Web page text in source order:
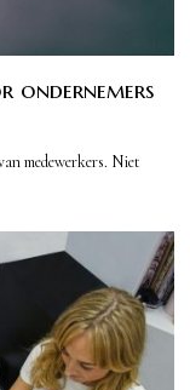
ondernemers
medewerkers. Niet